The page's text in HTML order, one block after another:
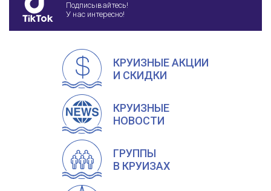
Подписывайтесь!
У нас интересно!
КРУИЗНЫЕ АКЦИИ
И СКИДКИ
КРУИЗНЫЕ
НОВОСТИ
ГРУППЫ
В КРУИЗАХ